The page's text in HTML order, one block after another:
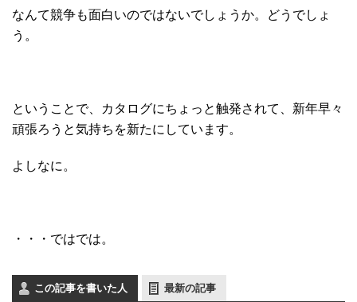
なんて競争も面白いのではないでしょうか。どうでしょ
う。
ということで、カタログにちょっと触発されて、新年早々
頑張ろうと気持ちを新たにしています。
よしなに。
・・・ではでは。
この記事を書いた人 最新の記事